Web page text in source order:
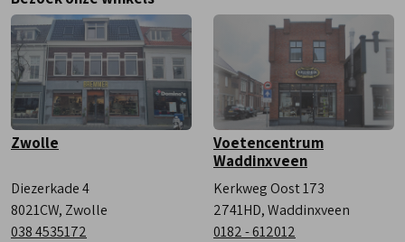
Zaterdag
9:00 - 17:00
Zwolle
Diezerkade 4
8021CW, Zwolle
038 4535172
Voetencentrum
Waddinxveen
Kerkweg Oost 173
2741HD, Waddinxveen
0182 - 612012